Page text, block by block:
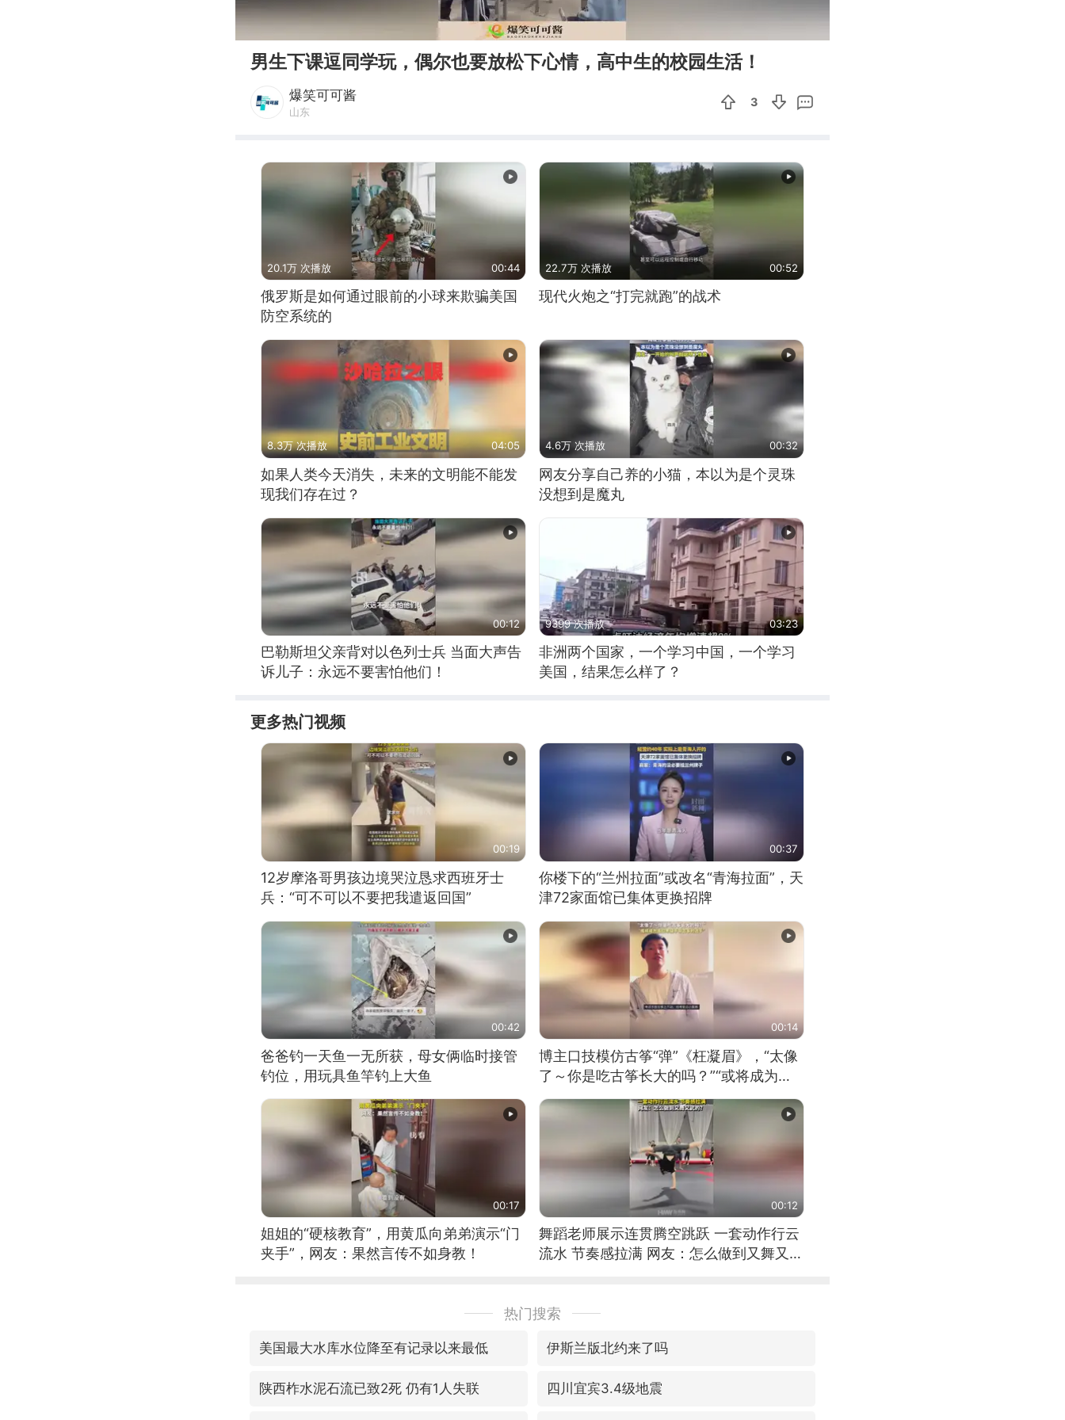
男生下课逗同学玩，偶尔也要放松下心情，高中生的校园生活！
爆笑可可酱
山东
3
20.1万 次播放 00:44
俄罗斯是如何通过眼前的小球来欺骗美国
防空系统的
22.7万 次播放 00:52
现代火炮之“打完就跑”的战术
8.3万 次播放 04:05
如果人类今天消失，未来的文明能不能发
现我们存在过？
4.6万 次播放 00:32
网友分享自己养的小猫，本以为是个灵珠
没想到是魔丸
00:12
巴勒斯坦父亲背对以色列士兵 当面大声告
诉儿子：永远不要害怕他们！
9399 次播放 03:23
非洲两个国家，一个学习中国，一个学习
美国，结果怎么样了？
更多热门视频
00:19
12岁摩洛哥男孩边境哭泣恳求西班牙士
兵：“可不可以不要把我遣返回国”
00:37
你楼下的“兰州拉面”或改名“青海拉面”，天
津72家面馆已集体更换招牌
00:42
爸爸钓一天鱼一无所获，母女俩临时接管
钓位，用玩具鱼竿钓上大鱼
00:14
博主口技模仿古筝“弹”《枉凝眉》，“太像
了～你是吃古筝长大的吗？”“或将成为首
位考级不带古筝的选手。”（来源：新华每
00:17
姐姐的“硬核教育”，用黄瓜向弟弟演示“门
夹手”，网友：果然言传不如身教！
00:12
舞蹈老师展示连贯腾空跳跃 一套动作行云
流水 节奏感拉满 网友：怎么做到又舞又武
热门搜索
美国最大水库水位降至有记录以来最低 伊斯兰版北约来了吗
陕西柞水泥石流已致2死 仍有1人失联 四川宜宾3.4级地震